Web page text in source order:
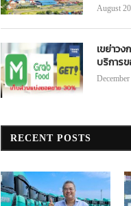
August
เขย่าวง
บริการ
RECENT POSTS